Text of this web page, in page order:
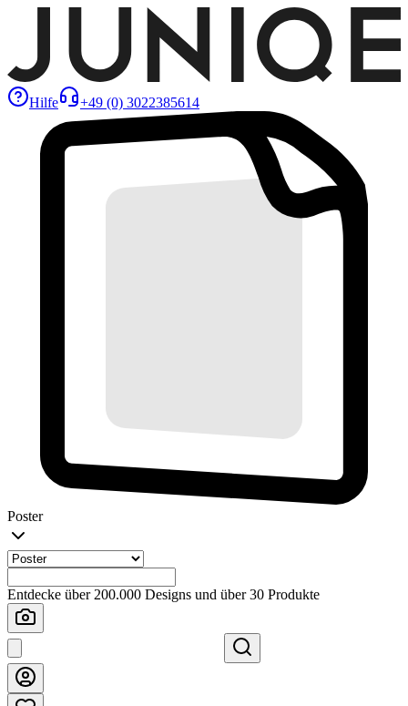
Hilfe +49 (0) 3022385614
Poster
Entdecke über 200.000 Designs und über 30 Produkte